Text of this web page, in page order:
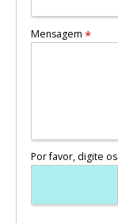
Mensagem *
Por favor, digite